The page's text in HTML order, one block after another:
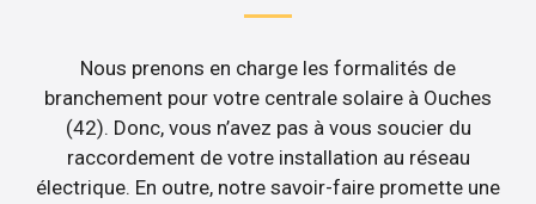
Nous prenons en charge les formalités de
branchement pour votre centrale solaire à Ouches
(42). Donc, vous n’avez pas à vous soucier du
raccordement de votre installation au réseau
électrique. En outre, notre savoir-faire promette une